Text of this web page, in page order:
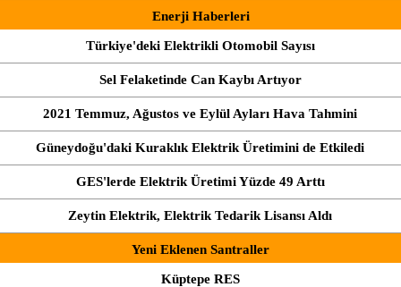
Enerji Haberleri
Türkiye'deki Elektrikli Otomobil Sayısı
Sel Felaketinde Can Kaybı Artıyor
2021 Temmuz, Ağustos ve Eylül Ayları Hava Tahmini
Güneydoğu'daki Kuraklık Elektrik Üretimini de Etkiledi
GES'lerde Elektrik Üretimi Yüzde 49 Arttı
Zeytin Elektrik, Elektrik Tedarik Lisansı Aldı
Yeni Eklenen Santraller
Küptepe RES